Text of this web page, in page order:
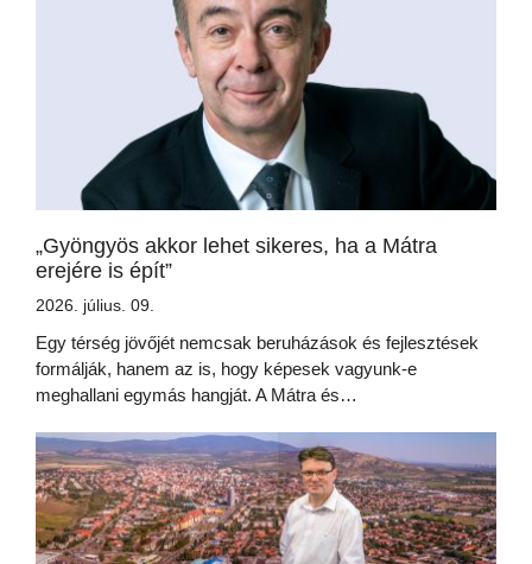
„Gyöngyös akkor lehet sikeres, ha a Mátra
erejére is épít”
2026. július. 09.
Egy térség jövőjét nemcsak beruházások és fejlesztések
formálják, hanem az is, hogy képesek vagyunk-e
meghallani egymás hangját. A Mátra és…